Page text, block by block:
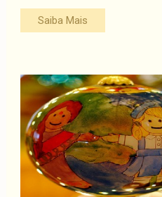
Saiba Mais